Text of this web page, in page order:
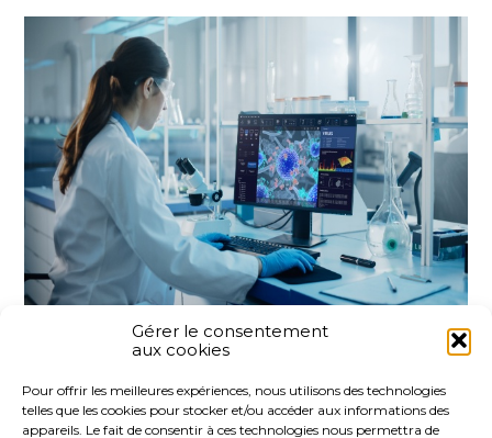
Gérer le consentement
aux cookies
Pour offrir les meilleures expériences, nous utilisons des technologies
telles que les cookies pour stocker et/ou accéder aux informations des
appareils. Le fait de consentir à ces technologies nous permettra de
FaceBook
TwitterLinkedIn